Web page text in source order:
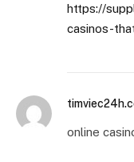
https://
casinos-
online